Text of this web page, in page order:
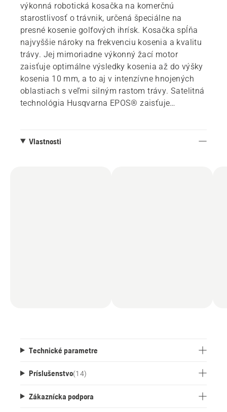
výkonná robotická kosačka na komerčnú
starostlivosť o trávnik, určená špeciálne na
presné kosenie golfových ihrísk. Kosačka spĺňa
najvyššie nároky na frekvenciu kosenia a kvalitu
trávy. Jej mimoriadne výkonný žací motor
zaisťuje optimálne výsledky kosenia až do výšky
kosenia 10 mm, a to aj v intenzívne hnojených
oblastiach s veľmi silným rastom trávy. Satelitná
technológia Husqvarna EPOS® zaisťuje
dočasné zakázané zóny. Okrem toho systém
RS5 alebo EPOS® RS 4G.
Vlastnosti
Technické parametre
Príslušenstvo(14)
Zákaznícka podpora